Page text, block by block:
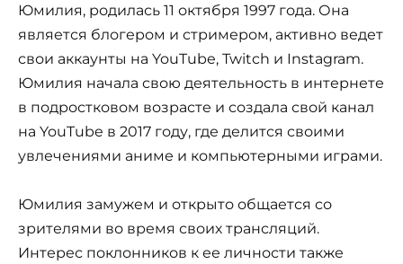
Юмилия, родилась 11 октября 1997 года. Она
является блогером и стримером, активно ведет
свои аккаунты на YouTube, Twitch и Instagram.
Юмилия начала свою деятельность в интернете
в подростковом возрасте и создала свой канал
на YouTube в 2017 году, где делится своими
увлечениями аниме и компьютерными играми.
Юмилия замужем и открыто общается со
зрителями во время своих трансляций.
Интерес поклонников к ее личности также